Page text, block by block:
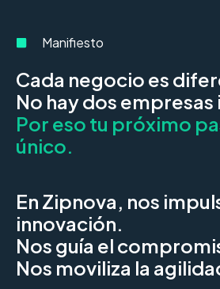
Manifiesto
Cada negocio es
No hay dos empresas
Por eso tu próximo
único.
En Zipnova, nos
innovación.
Nos guía el
Nos moviliza la